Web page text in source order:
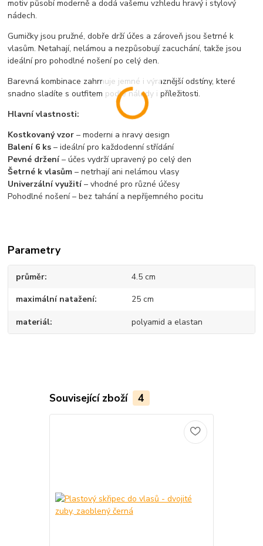
motiv působí moderně a dodá vašemu vzhledu hravý i stylový
nádech.
Gumičky jsou pružné, dobře drží účes a zároveň jsou šetrné k
vlasům. Netahají, nelámou a nezpůsobují zacuchání, takže jsou
ideální pro pohodlné nošení po celý den.
Barevná kombinace zahrnuje jemné i výraznější odstíny, které
snadno sladíte s outfitem podle nálady i příležitosti.
Hlavní vlastnosti:
Kostkovaný vzor – moderní a hravý design
Balení 6 ks – ideální pro každodenní střídání
Pevné držení– účes vydrží upravený po celý den
Šetrné k vlasům – netrhají ani nelámou vlasy
Univerzální využití– vhodné pro různé účesy
Pohodlné nošení – bez tahání a nepříjemného pocitu
Parametry
průměr 4.5 cm
maximální natažení 25 cm
materiál polyamid a elastan
Související zboží 4